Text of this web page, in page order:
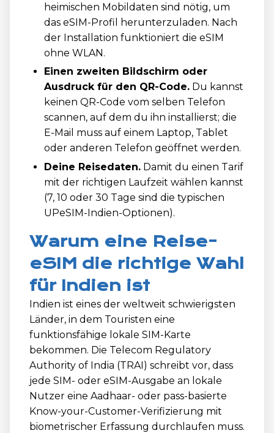
heimischen Mobildaten sind nötig, um
das eSIM-Profil herunterzuladen. Nach
der Installation funktioniert die eSIM
ohne WLAN.
Einen zweiten Bildschirm oder
Ausdruck für den QR-Code. Du kannst
keinen QR-Code vom selben Telefon
scannen, auf dem du ihn installierst; die
E-Mail muss auf einem Laptop, Tablet
oder anderen Telefon geöffnet werden.
Deine Reisedaten. Damit du einen Tarif
mit der richtigen Laufzeit wählen kannst
(7, 10 oder 30 Tage sind die typischen
UPeSIM-Indien-Optionen).
Warum eine Reise-
eSIM die richtige Wahl
für Indien ist
Indien ist eines der weltweit schwierigsten
Länder, in dem Touristen eine
funktionsfähige lokale SIM-Karte
bekommen. Die Telecom Regulatory
Authority of India (TRAI) schreibt vor, dass
jede SIM- oder eSIM-Ausgabe an lokale
Nutzer eine Aadhaar- oder pass-basierte
Know-your-Customer-Verifizierung mit
biometrischer Erfassung durchlaufen muss.